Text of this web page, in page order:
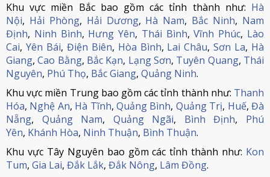
Khu vực miền Bắc bao gồm các tỉnh thành như: Hà
Nội, Hải Phòng, Hải Dương, Hà Nam, Bắc Ninh, Nam
Định, Ninh Bình, Hưng Yên, Thái Bình,Vĩnh Phúc, Lào
Cai, Yên Bái, Điện Biên, Hòa Bình, Lai Châu,Sơn La, Hà
Giang,Cao Bằng, Bắc Kạn, Lạng Sơn, Tuyên Quang, Thái
Nguyên, Phú Thọ, Bắc Giang, Quảng Ninh.
Khu vực miền Trung bao gồm các tỉnh thành như: Thanh
Hóa, Nghệ An, Hà Tĩnh,Quảng Bình, Quảng Trị, Huế,Đà
Nẵng, Quảng Nam, Quảng Ngãi, Bình Định, Phú
Yên, Khánh Hòa, Ninh Thuận, Bình Thuận.
Khu vực Tây Nguyên bao gồm các tỉnh thành như: Kon
Tum, Gia Lai, Đắk Lắk, Đắk Nông, Lâm Đồng.